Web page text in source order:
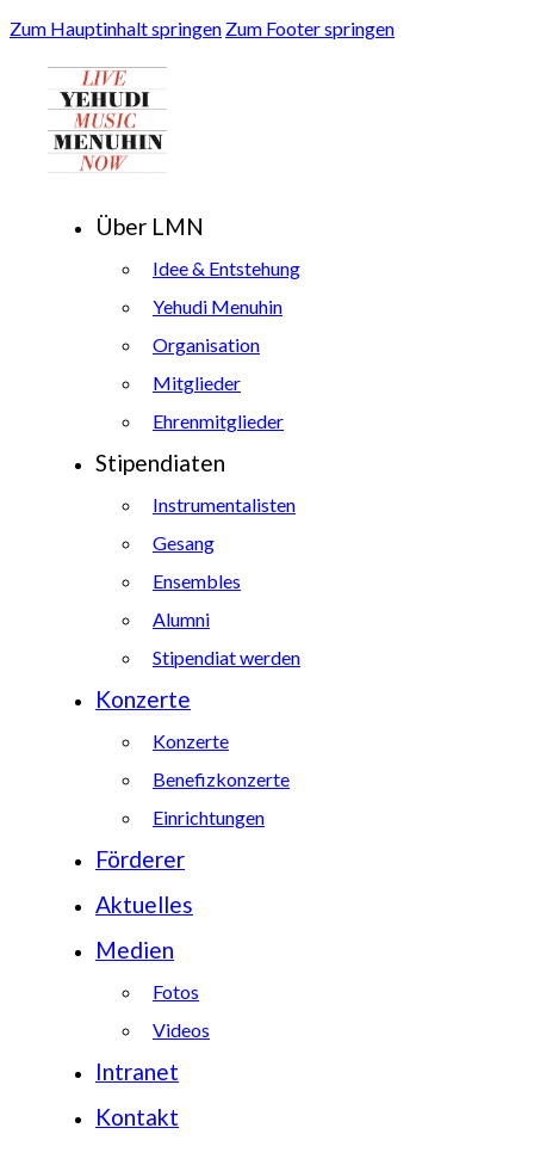
Zum Hauptinhalt springen Zum Footer springen
Über LMN
Idee & Entstehung
Yehudi Menuhin
Organisation
Mitglieder
Ehrenmitglieder
Stipendiaten
Instrumentalisten
Gesang
Ensembles
Alumni
Stipendiat werden
Konzerte
Konzerte
Benefizkonzerte
Einrichtungen
Förderer
Aktuelles
Medien
Fotos
Videos
Intranet
Kontakt